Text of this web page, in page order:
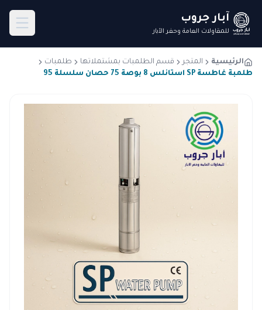
آبار جروب
للمقاولات العامة وحفر الآبار
الرئيسية المتجر قسم الطلمبات بمشتملاتها
طلمبات
طلمبة غاطسة SP استانلس 8 بوصة 75 حصان سلسلة 95